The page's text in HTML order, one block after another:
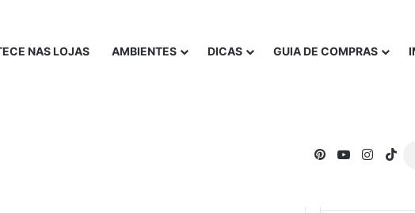
NAS LOJAS AMBIENTES DICAS GUIA DE COMPRAS
PinterestYouTube